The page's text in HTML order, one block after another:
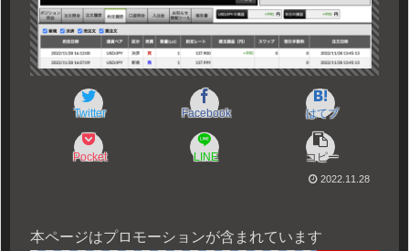
Twitter Facebook はてブ
Pocket LINE コピー
2022.11.28
本ページはプロモーションが含まれています